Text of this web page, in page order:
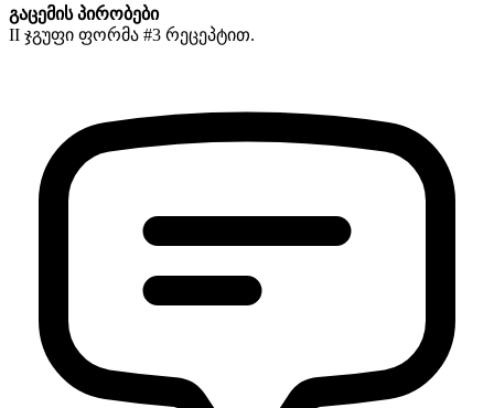
გაცემის პირობები
II ჯგუფი ფორმა #3 რეცეპტით.